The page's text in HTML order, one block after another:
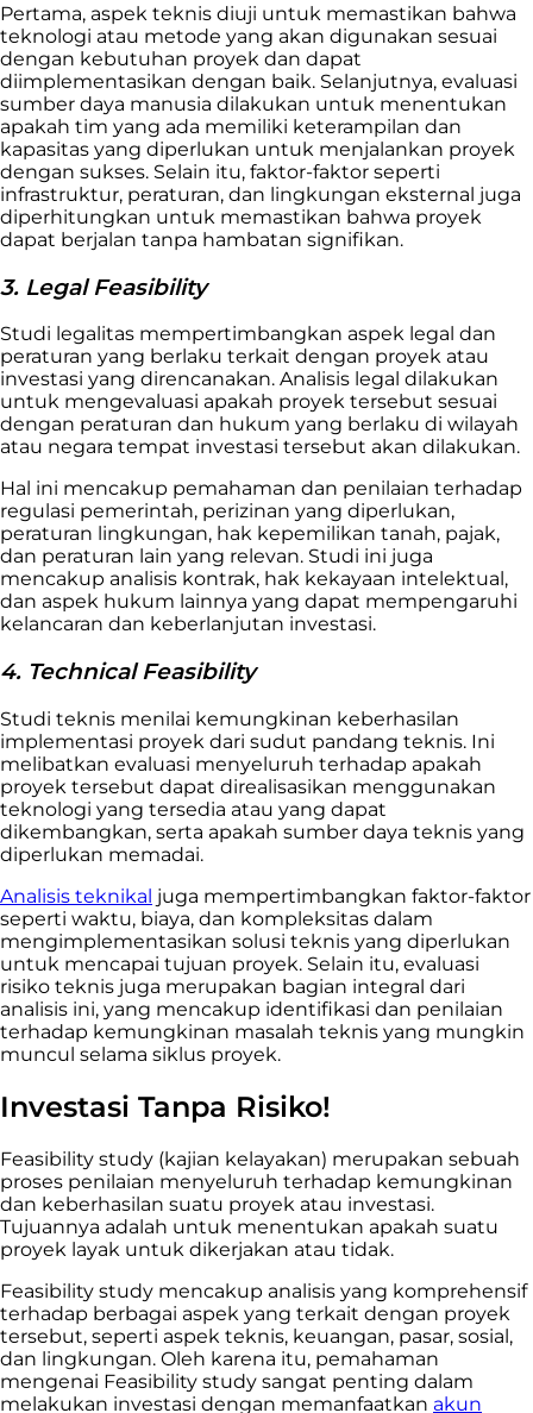
Pertama, aspek teknis diuji untuk memastikan bahwa
teknologi atau metode yang akan digunakan sesuai
dengan kebutuhan proyek dan dapat
diimplementasikan dengan baik. Selanjutnya, evaluasi
sumber daya manusia dilakukan untuk menentukan
apakah tim yang ada memiliki keterampilan dan
kapasitas yang diperlukan untuk menjalankan proyek
dengan sukses. Selain itu, faktor-faktor seperti
infrastruktur, peraturan, dan lingkungan eksternal juga
diperhitungkan untuk memastikan bahwa proyek
dapat berjalan tanpa hambatan signifikan.
3. Legal Feasibility
Studi legalitas mempertimbangkan aspek legal dan
peraturan yang berlaku terkait dengan proyek atau
investasi yang direncanakan. Analisis legal dilakukan
untuk mengevaluasi apakah proyek tersebut sesuai
dengan peraturan dan hukum yang berlaku di wilayah
atau negara tempat investasi tersebut akan dilakukan.
Hal ini mencakup pemahaman dan penilaian terhadap
regulasi pemerintah, perizinan yang diperlukan,
peraturan lingkungan, hak kepemilikan tanah, pajak,
dan peraturan lain yang relevan. Studi ini juga
mencakup analisis kontrak, hak kekayaan intelektual,
dan aspek hukum lainnya yang dapat mempengaruhi
kelancaran dan keberlanjutan investasi.
4. Technical Feasibility
Studi teknis menilai kemungkinan keberhasilan
implementasi proyek dari sudut pandang teknis. Ini
melibatkan evaluasi menyeluruh terhadap apakah
proyek tersebut dapat direalisasikan menggunakan
teknologi yang tersedia atau yang dapat
dikembangkan, serta apakah sumber daya teknis yang
diperlukan memadai.
Analisis teknikal juga mempertimbangkan faktor-faktor
seperti waktu, biaya, dan kompleksitas dalam
mengimplementasikan solusi teknis yang diperlukan
untuk mencapai tujuan proyek. Selain itu, evaluasi
risiko teknis juga merupakan bagian integral dari
analisis ini, yang mencakup identifikasi dan penilaian
terhadap kemungkinan masalah teknis yang mungkin
muncul selama siklus proyek.
Investasi Tanpa Risiko!
Feasibility study (kajian kelayakan) merupakan sebuah
proses penilaian menyeluruh terhadap kemungkinan
dan keberhasilan suatu proyek atau investasi.
Tujuannya adalah untuk menentukan apakah suatu
proyek layak untuk dikerjakan atau tidak.
Feasibility study mencakup analisis yang komprehensif
terhadap berbagai aspek yang terkait dengan proyek
tersebut, seperti aspek teknis, keuangan, pasar, sosial,
dan lingkungan. Oleh karena itu, pemahaman
mengenai Feasibility study sangat penting dalam
melakukan investasi dengan memanfaatkan akun